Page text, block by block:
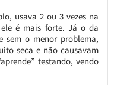
usava 2 ou 3 vezes na
é mais forte. Já o da
sem o menor problema,
seca e não causavam
testando, vendo